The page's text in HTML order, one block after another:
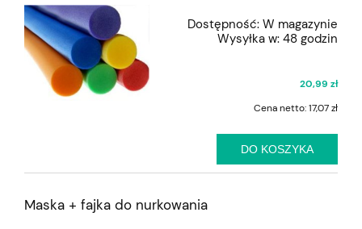
Dostępność: W magazynie
Wysyłka w: 48 godzin
20,99 zł
Cena netto:17,07 zł
DO KOSZYKA
Maska + fajka do nurkowania